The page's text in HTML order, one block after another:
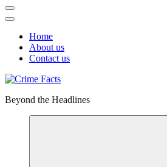
Home
About us
Contact us
Beyond the Headlines